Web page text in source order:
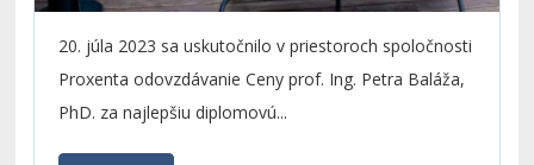
20. júla 2023 sa uskutočnilo v priestoroch spoločnosti
Proxenta odovzdávanie Ceny prof. Ing. Petra Baláža,
PhD. za najlepšiu diplomovú...